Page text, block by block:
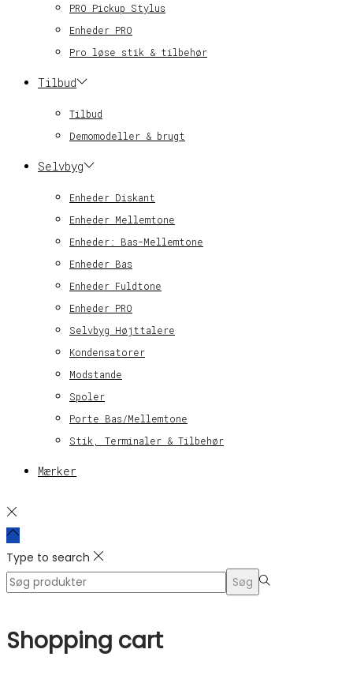
PRO Pickup Stylus
Enheder PRO
Pro løse stik & tilbehør
Tilbud
Tilbud
Demomodeller & brugt
Selvbyg
Enheder Diskant
Enheder Mellemtone
Enheder: Bas-Mellemtone
Enheder Bas
Enheder Fuldtone
Enheder PRO
Selvbyg Højttalere
Kondensatorer
Modstande
Spoler
Porte Bas/Mellemtone
Stik, Terminaler & Tilbehør
Mærker
Type to search
Search
Søg
Shopping cart